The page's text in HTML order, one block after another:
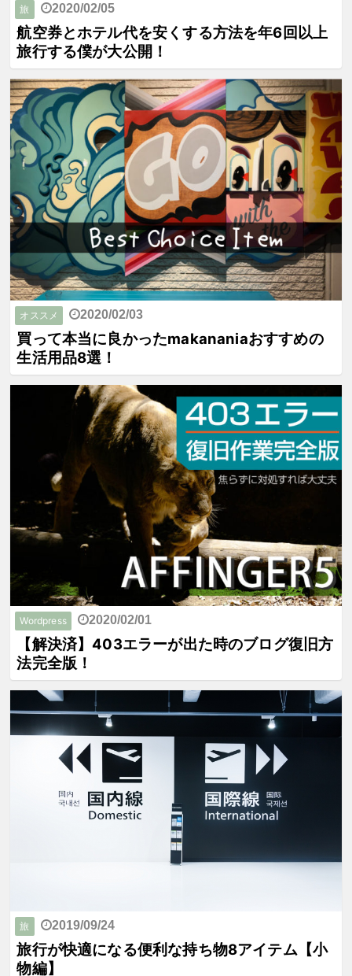
旅 2020/02/05
航空券とホテル代を安くする方法を年6回以上
旅行する僕が大公開！
オススメ 2020/02/03
買って本当に良かったmakananiaおすすめの
生活用品8選！
Wordpress 2020/02/01
【解決済】403エラーが出た時のブログ復旧方
法完全版！
旅 2019/09/24
旅行が快適になる便利な持ち物8アイテム【小
物編】